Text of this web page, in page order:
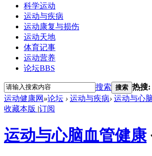
科学运动
运动与疾病
运动康复与损伤
运动天地
体育记事
运动营养
论坛BBS
搜索 搜索 热搜:
运动健康网 »论坛 › 运动与疾病› 运动与心
收藏本版 |订阅
运动与心脑血管健康